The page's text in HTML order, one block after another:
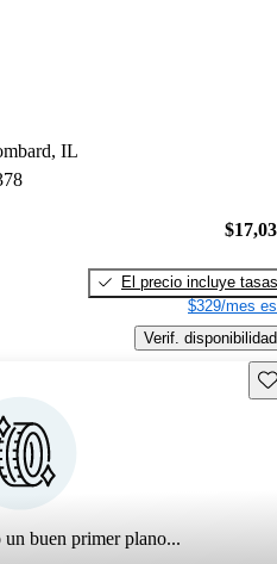
IL
El precio incluye tasas
$329/mes
Verif. disponibilidad
un buen primer plano...